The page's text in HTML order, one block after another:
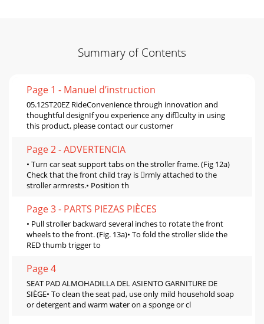
Summary of Contents
Page 1 - Manuel d’instruction
05.12ST20EZ RideConvenience through innovation and
thoughtful designIf you experience any difculty in using
this product, please contact our customer
Page 2 - ADVERTENCIA
• Turn car seat support tabs on the stroller frame. (Fig 12a)
Check that the front child tray is rmly attached to the
stroller armrests.• Position th
Page 3 - PARTS PIEZAS PIÈCES
• Pull stroller backward several inches to rotate the front
wheels to the front. (Fig. 13a)• To fold the stroller slide the
RED thumb trigger to
Page 4
SEAT PAD ALMOHADILLA DEL ASIENTO GARNITURE DE
SIÈGE• To clean the seat pad, use only mild household soap
or detergent and warm water on a sponge or cl